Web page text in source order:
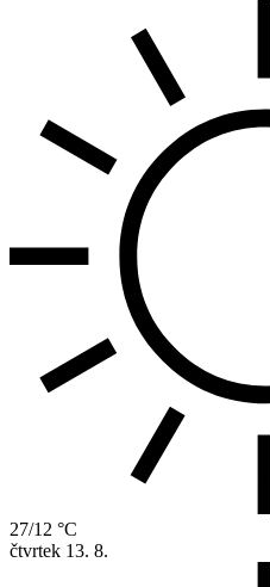
27/12 °C
čtvrtek 13. 8.